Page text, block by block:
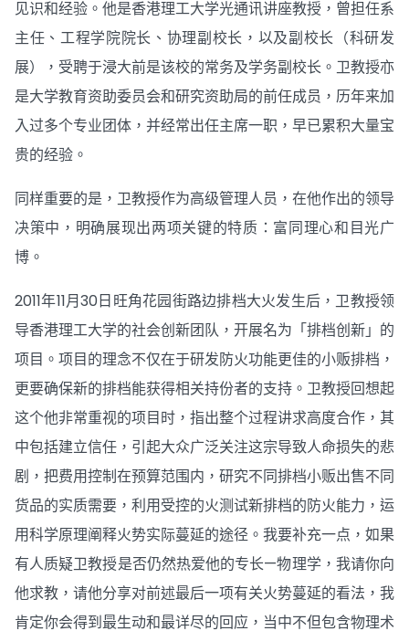
见识和经验。他是香港理工大学光通讯讲座教授，曾担任系
主任、工程学院院长、协理副校长，以及副校长（科研发
展），受聘于浸大前是该校的常务及学务副校长。卫教授亦
是大学教育资助委员会和研究资助局的前任成员，历年来加
入过多个专业团体，并经常出任主席一职，早已累积大量宝
贵的经验。
同样重要的是，卫教授作为高级管理人员，在他作出的领导
决策中，明确展现出两项关键的特质：富同理心和目光广
博。
2011年11月30日旺角花园街路边排档大火发生后，卫教授领
导香港理工大学的社会创新团队，开展名为「排档创新」的
项目。项目的理念不仅在于研发防火功能更佳的小贩排档，
更要确保新的排档能获得相关持份者的支持。卫教授回想起
这个他非常重视的项目时，指出整个过程讲求高度合作，其
中包括建立信任，引起大众广泛关注这宗导致人命损失的悲
剧，把费用控制在预算范围内，研究不同排档小贩出售不同
货品的实质需要，利用受控的火测试新排档的防火能力，运
用科学原理阐释火势实际蔓延的途径。我要补充一点，如果
有人质疑卫教授是否仍然热爱他的专长—物理学，我请你向
他求教，请他分享对前述最后一项有关火势蔓延的看法，我
肯定你会得到最生动和最详尽的回应，当中不但包含物理术